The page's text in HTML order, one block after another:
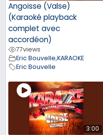
Angoisse (Valse)
(Karaoké playback
complet avec
accordéon)
77views
Eric Bouvelle,KARAOKE
Eric Bouvelle
3:00